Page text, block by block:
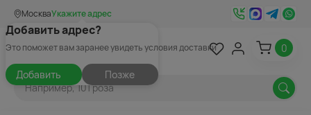
МоскваУкажите адрес
Добавить адрес?
Это поможет вам заранее увидеть условия доставки
Добавить Позже
0